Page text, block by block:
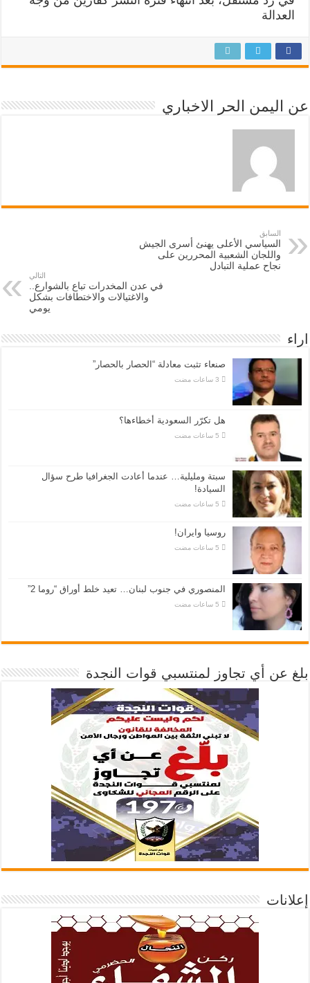
العدالة
عن اليمن الحر الاخباري
السابق
السياسي الأعلى يهنئ أسرى الجيش
واللجان الشعبية المحررين على
نجاح عملية التبادل
التالي
في عدن المخدرات تباع بالشوارع..
والاغتيالات والاختطافات بشكل
يومي
اراء
صنعاء تثبت معادلة “الحصار بالحصار”
هل تكرّر السعودية أخطاءها؟
سبتة ومليلية… عندما أعادت الجغرافيا طرح سؤال
السيادة!
روسيا وايران!
المنصوري في جنوب لبنان… تعيد خلط أوراق “روما 2”
بلغ عن أي تجاوز لمنتسبي قوات النجدة
إعلانات